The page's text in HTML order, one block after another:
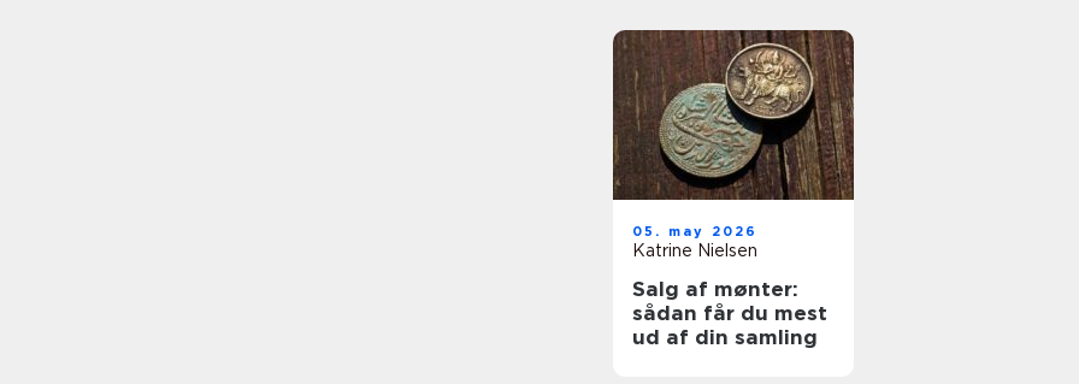
05. may 2026
Katrine Nielsen
Salg af mønter:
sådan får du mest
ud af din samling